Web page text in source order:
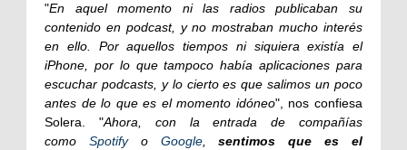
"En aquel momento ni las radios publicaban su
contenido en podcast, y no mostraban mucho interés
en ello. Por aquellos tiempos ni siquiera existía el
iPhone, por lo que tampoco había aplicaciones para
escuchar podcasts, y lo cierto es que salimos un poco
antes de lo que es el momento idóneo", nos confiesa
Solera. "Ahora, con la entrada de compañías
como Spotifyo Google,sentimos que es el